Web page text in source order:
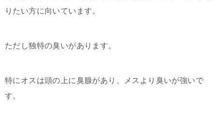
りたい方に向いています。
ただし独特の臭いがあります。
特にオスは頭の上に臭腺があり、メスより臭いが強いで
す。